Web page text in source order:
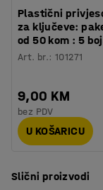
Plastični
za ključeve:
od 50 kom : 5
Art. br.:101271
9,00 KM
bez PDV
U KOŠARICU
Slični proizvodi